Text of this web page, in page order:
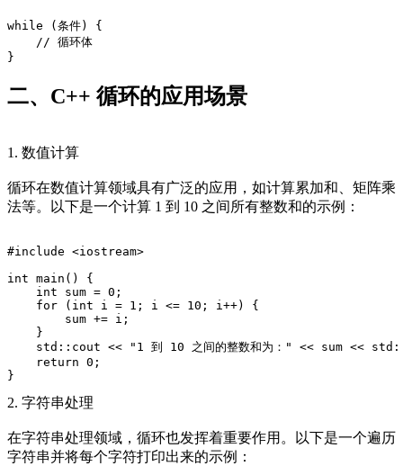
while (条件) {
    // 循环体
}
二、C++ 循环的应用场景
1. 数值计算
循环在数值计算领域具有广泛的应用，如计算累加和、矩阵乘
法等。以下是一个计算 1 到 10 之间所有整数和的示例：
#include <iostream>
int main() {
    int sum = 0;
    for (int i = 1; i <= 10; i++) {
        sum += i;
    }
std::cout << "1 到 10 之间的整数和为：" << sum <<
    return 0;
}
2. 字符串处理
在字符串处理领域，循环也发挥着重要作用。以下是一个遍历
字符串并将每个字符打印出来的示例：